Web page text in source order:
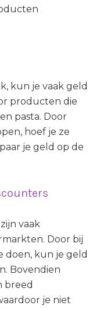
kun je vaak geld
producten die
pasta. Door
hoef je ze
je geld op de
vaak
Door bij
doen, kun je geld
Bovendien
breed
je niet